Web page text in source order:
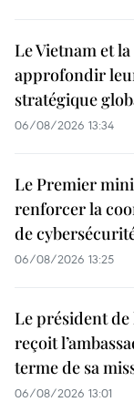
Le Vietnam et
approfondir
stratégique
06/08/2026 13:34
Le Premier
renforcer la
de
06/08/2026 13:25
Le président de
reçoit
terme de sa
06/08/2026 13:01